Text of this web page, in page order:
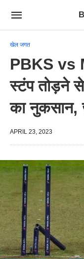
खेल जगत
PBKS vs
स्टंप तोड़ने
का नुकसान,
APRIL 23, 2023